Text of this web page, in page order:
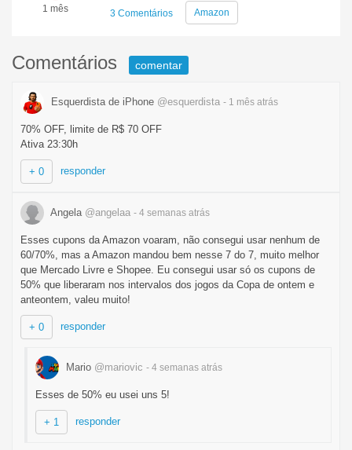
1 mês 3 Comentários Amazon
Comentários comentar
Esquerdista de iPhone @esquerdista - 1 mês atrás
70% OFF, limite de R$ 70 OFF
Ativa 23:30h
+ 0 responder
Angela @angelaa - 4 semanas atrás
Esses cupons da Amazon voaram, não consegui usar nenhum de
60/70%, mas a Amazon mandou bem nesse 7 do 7, muito melhor
que Mercado Livre e Shopee. Eu consegui usar só os cupons de
50% que liberaram nos intervalos dos jogos da Copa de ontem e
anteontem, valeu muito!
+ 0 responder
Mario @mariovic - 4 semanas atrás
Esses de 50% eu usei uns 5!
+ 1 responder